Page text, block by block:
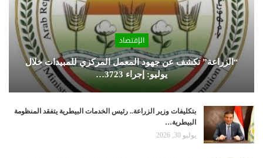
الإقتصاد
“الزراعة” تكشف عن جهود المعمل المركزي للمبيدات خلال
يوليو: إجراء 3723…
بتكليفات وزير الزراعة.. رئيس الخدمات البيطرية يتفقد المنظومة
البيطرية…
يوليو 30, 2026